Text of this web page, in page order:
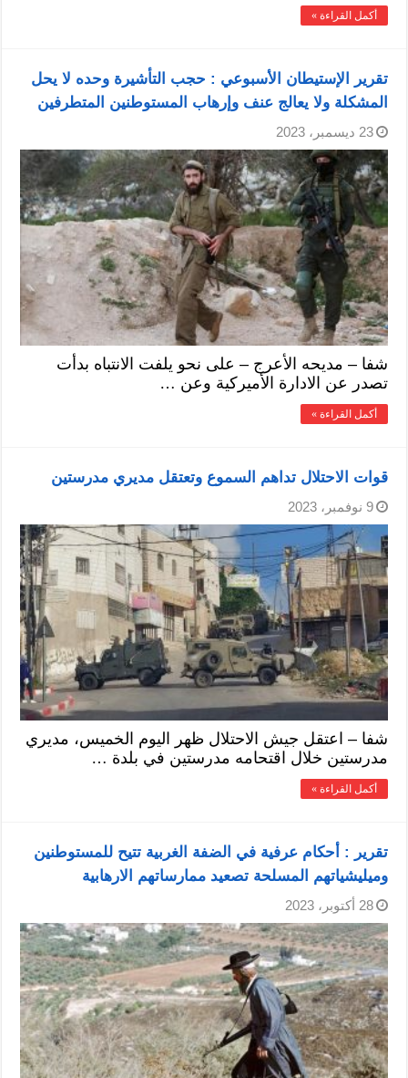
أكمل القراءة »
تقرير الإستيطان الأسبوعي : حجب التأشيرة وحده لا يحل
المشكلة ولا يعالج عنف وإرهاب المستوطنين المتطرفين
23 ديسمبر، 2023
شفا – مديحه الأعرج – على نحو يلفت الانتباه بدأت
تصدر عن الادارة الأميركية وعن …
أكمل القراءة »
قوات الاحتلال تداهم السموع وتعتقل مديري مدرستين
9 نوفمبر، 2023
شفا – اعتقل جيش الاحتلال ظهر اليوم الخميس، مديري
مدرستين خلال اقتحامه مدرستين في بلدة …
أكمل القراءة »
تقرير : أحكام عرفية في الضفة الغربية تتيح للمستوطنين
وميليشياتهم المسلحة تصعيد ممارساتهم الارهابية
28 أكتوبر، 2023